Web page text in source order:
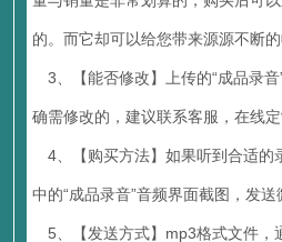
的。而它却可以给您带来源源不断的
3、【能否修改】上传的“成品录音
确需修改的，建议联系客服，在线定
4、【购买方法】如果听到合适的
中的“成品录音”音频界面截图，发
5、【发送方式】mp3格式文件，